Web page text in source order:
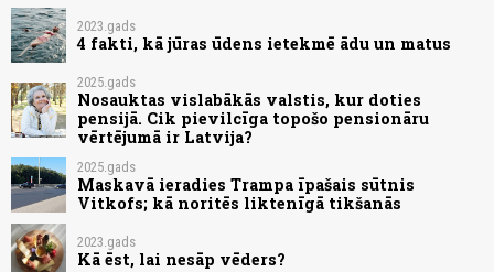
2023.gads
4 fakti, kā jūras ūdens ietekmē ādu un matus
2025.gads
Nosauktas vislabākās valstis, kur doties
pensijā. Cik pievilcīga topošo pensionāru
vērtējumā ir Latvija?
2025.gads
Maskavā ieradies Trampa īpašais sūtnis
Vitkofs; kā noritēs liktenīgā tikšanās
2023.gads
Kā ēst, lai nesāp vēders?